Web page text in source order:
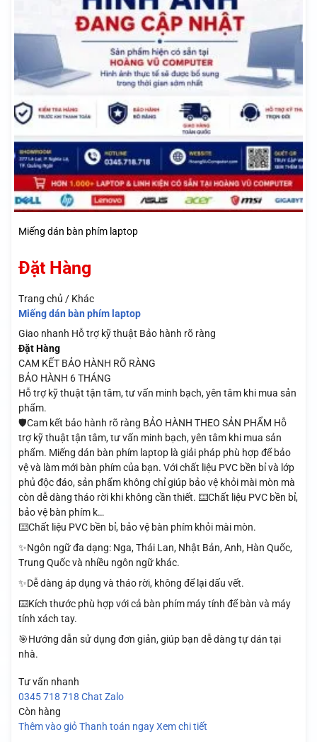
Miếng dán bàn phím laptop
Đặt Hàng
Trang chủ / Khác
Miếng dán bàn phím laptop
Giao nhanh Hỗ trợ kỹ thuật Bảo hành rõ ràng
Đặt Hàng
CAM KẾT BẢO HÀNH RÕ RÀNG
BẢO HÀNH 6 THÁNG
Hỗ trợ kỹ thuật tận tâm, tư vấn minh bạch, yên tâm khi mua sản
phẩm.
🛡️Cam kết bảo hành rõ ràng BẢO HÀNH THEO SẢN PHẨM Hỗ
trợ kỹ thuật tận tâm, tư vấn minh bạch, yên tâm khi mua sản
phẩm. Miếng dán bàn phím laptop là giải pháp phù hợp để bảo
vệ và làm mới bàn phím của bạn. Với chất liệu PVC bền bỉ và lớp
phủ độc đáo, sản phẩm không chỉ giúp bảo vệ khỏi mài mòn mà
còn dễ dàng tháo rời khi không cần thiết. ⌨️Chất liệu PVC bền bỉ,
bảo vệ bàn phím k…
⌨️Chất liệu PVC bền bỉ, bảo vệ bàn phím khỏi mài mòn.
✨Ngôn ngữ đa dạng: Nga, Thái Lan, Nhật Bản, Anh, Hàn Quốc,
Trung Quốc và nhiều ngôn ngữ khác.
✨Dễ dàng áp dụng và tháo rời, không để lại dấu vết.
⌨️Kích thước phù hợp với cả bàn phím máy tính để bàn và máy
tính xách tay.
🎯Hướng dẫn sử dụng đơn giản, giúp bạn dễ dàng tự dán tại
nhà.
Tư vấn nhanh
0345 718 718 Chat Zalo
Còn hàng
Thêm vào giỏ Thanh toán ngay Xem chi tiết